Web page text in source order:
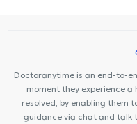
Doctoranytime is an end-to-
moment they experience
resolved, by enabling them
guidance via chat and talk